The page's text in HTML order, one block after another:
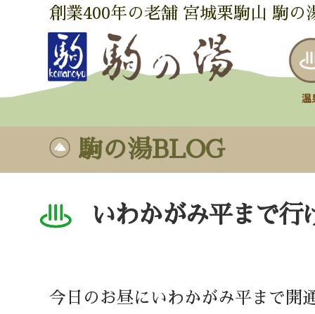
創業400年の老舗 宮城栗駒山 駒の
駒の湯BLOG
いわかがみ平まで行
今日のお昼にいわかがみ平まで開